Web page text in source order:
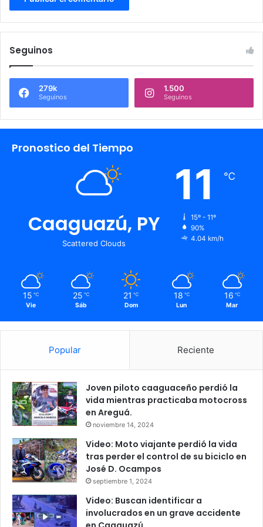
Seguinos
279k
Seguinos
1.500
Seguinos
Pronostico del Tiempo
Caaguazú, PY
Scattered Clouds
11 ℃
15º - 11º
90%
4.04 km/h
15 ℃
Vie
25 ℃
Sáb
21 ℃
Dom
18 ℃
Lun
16 ℃
Mar
Popular Reciente
Joven piloto caaguaceño perdió la
vida mientras practicaba motocross
en Areguá.
noviembre 14, 2024
Video: Moto viajante perdió la vida
tras perder el control de su biciclo en
José D. Ocampos
septiembre 1, 2024
Video: Buscan identificar a
involucrados en un grave accidente